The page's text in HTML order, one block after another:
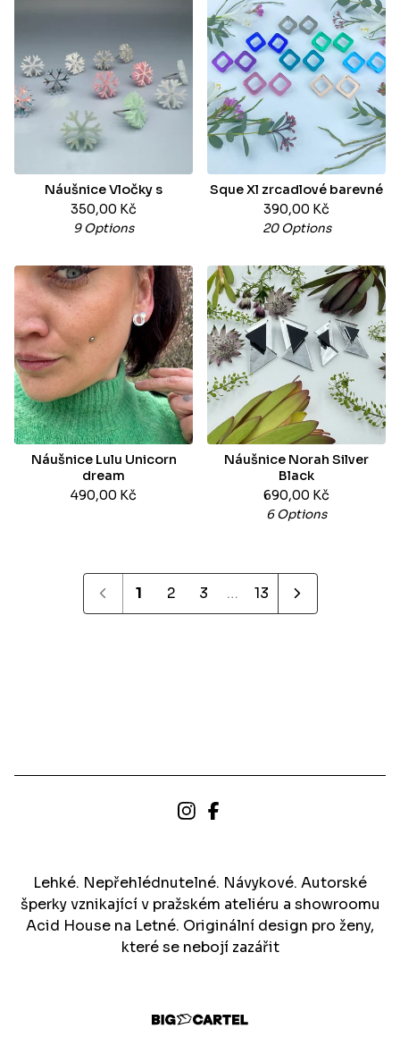
Náušnice Vločky s
350,00 Kč
9 Options
Sque Xl zrcadlové barevné
390,00 Kč
20 Options
Náušnice Lulu Unicorn
dream
490,00 Kč
Náušnice Norah Silver
Black
690,00 Kč
6 Options
1 2 3 … 13
Lehké. Nepřehlédnutelné. Návykové. Autorské
šperky vznikající v pražském ateliéru a showroomu
Acid House na Letné. Originální design pro ženy,
které se nebojí zazářit